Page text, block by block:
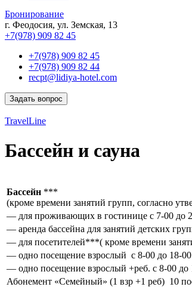
Бронирование
г. Феодосия, ул. Земская, 13
+7(978) 909 82 45
+7(978) 909 82 45
+7(978) 909 82 44
recpt@lidiya-hotel.com
Задать вопрос
TravelLine
Бассейн и сауна
Бассейн ***
(кроме времени занятий групп, согласно
— для проживающих в гостинице с 7-00 до
— аренда бассейна для занятий детских
— для посетителей***( кроме времени
— одно посещение взрослый с 8-00 до 18-00
— одно посещение взрослый +реб. с 8-00 до
Абонемент «Семейный» (1 взр +1 реб) 10